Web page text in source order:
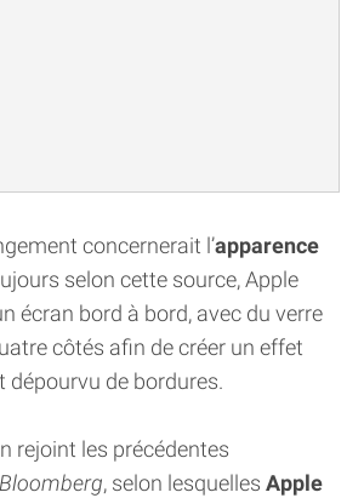
concernerait l’apparence
selon cette source, Apple
écran bord à bord, avec du verre
côtés afin de créer un effet
dépourvu de bordures.
rejoint les précédentes
Bloomberg, selon lesquelles Apple